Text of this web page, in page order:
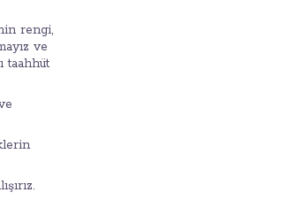
rengi,
ve
taahhüt